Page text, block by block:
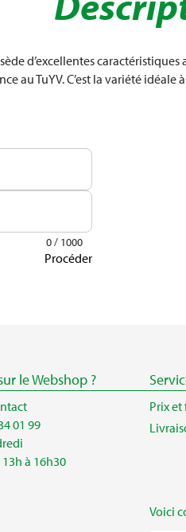
d’excellentes
au TuYV. C’est la variété idéale
0 / 1000
Procéder
le Webshop ?
01 99
à 16h30
Prix
Voici